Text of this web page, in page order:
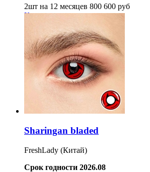
2шт на 12 месяцев 800 600 руб
Купить
Sharingan bladed
FreshLady (Китай)
Срок годности 2026.08